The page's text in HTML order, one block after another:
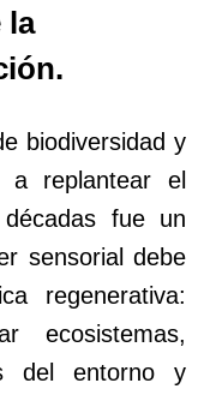
la
biodiversidad y
a replantear el
fue un
sensorial debe
regenerativa:
ecosistemas,
del entorno y